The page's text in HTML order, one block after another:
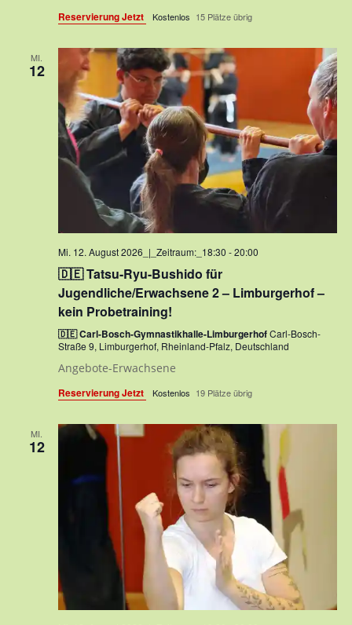
Reservierung Jetzt Kostenlos 15 Plätze übrig
MI.
12
Mi. 12. August 2026_|_Zeitraum:_18:30 -20:00
🇩🇪 Tatsu-Ryu-Bushido für
Jugendliche/Erwachsene 2 – Limburgerhof –
kein Probetraining!
🇩🇪 Carl-Bosch-Gymnastikhalle-LimburgerhofCarl-Bosch-
Straße 9, Limburgerhof, Rheinland-Pfalz, Deutschland
Angebote-Erwachsene
Reservierung Jetzt Kostenlos 19 Plätze übrig
MI.
12